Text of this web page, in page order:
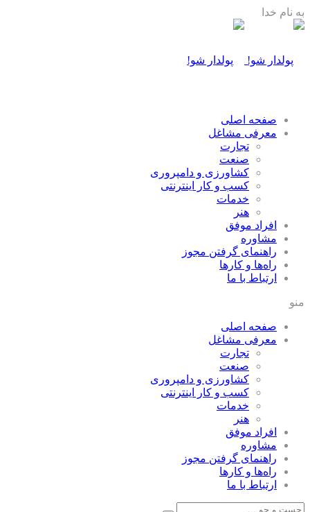
به نام خدا
صفحه اصلی
معرفی مشاغل
تجارت
صنعت
كشاورزی و دامپروری
كسب و كار اينترنتی
خدمات
هنر
افراد موفق
مشاوره
راهنمای گرفتن مجوز
راه‌ها و كارها
ارتباط با ما
منو
صفحه اصلی
معرفی مشاغل
تجارت
صنعت
كشاورزی و دامپروری
كسب و كار اينترنتی
خدمات
هنر
افراد موفق
مشاوره
راهنمای گرفتن مجوز
راه‌ها و كارها
ارتباط با ما